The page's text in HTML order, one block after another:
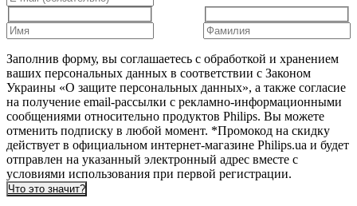
Заполнив форму, вы соглашаетесь с обработкой и хранением
ваших персональных данных в соответствии с Законом
Украины «О защите персональных данных», а также согласие
на получение email-рассылки с рекламно-информационными
сообщениями относительно продуктов Philips. Вы можете
отменить подписку в любой момент. *Промокод на скидку
действует в официальном интернет-магазине Philips.ua и будет
отправлен на указанный электронный адрес вместе с
условиями использования при первой регистрации.
Что это значит?